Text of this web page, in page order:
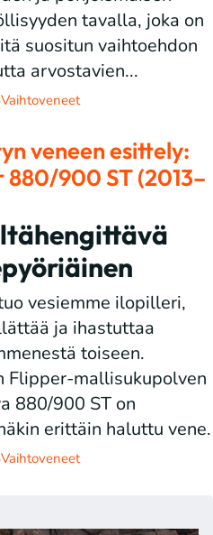
tavalla, joka on
suositun vaihtoehdon
arvostavien...
Vaihtoveneet
veneen esittely:
880/900 ST (2013–
vesiemme ilopilleri,
ja ihastuttaa
toiseen.
Flipper-mallisukupolven
880/900 ST on
erittäin haluttu vene.
Vaihtoveneet